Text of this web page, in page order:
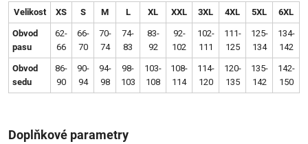
Velikost XS S M L XL XXL 3XL 4XL 5XL 6XL
Obvod
pasu
62-
66
66-
70
70-
74
74-
83
83-
92
92-
102
102-
111
111-
125
125-
134
134-
142
Obvod
sedu
86-
90
90-
94
94-
98
98-
103
103-
108
108-
114
114-
120
120-
135
135-
142
142-
150
Doplňkové parametry